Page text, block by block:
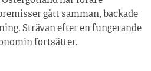
gått samman, backade
Strävan efter en fungerande
fortsätter.